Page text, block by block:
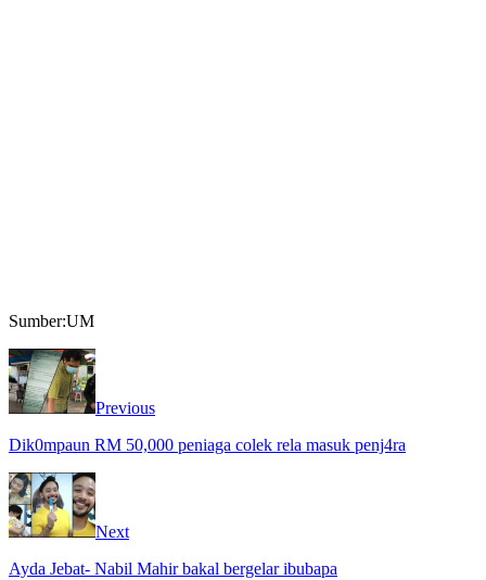
Sumber:UM
Previous
Dik0mpaun RM 50,000 peniaga colek rela masuk penj4ra
Next
Ayda Jebat- Nabil Mahir bakal bergelar ibubapa